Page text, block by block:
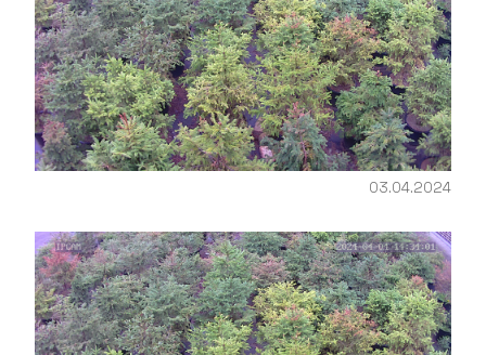
03.04.2024